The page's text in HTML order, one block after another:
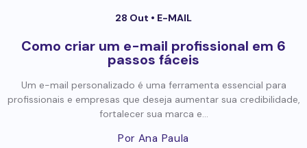
28 Out • E-MAIL
Como criar um e-mail profissional em 6
passos fáceis
Um e-mail personalizado é uma ferramenta essencial para
profissionais e empresas que deseja aumentar sua credibilidade,
fortalecer sua marca e...
Por Ana Paula